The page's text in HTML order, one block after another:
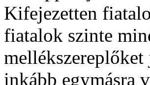
Kifejezetten
fiatalok szinte
inkább egymásra